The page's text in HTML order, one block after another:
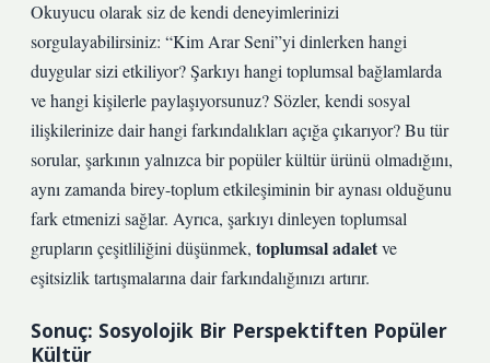
Okuyucu olarak siz de kendi deneyimlerinizi
sorgulayabilirsiniz: “Kim Arar Seni”yi dinlerken hangi
duygular sizi etkiliyor? Şarkıyı hangi toplumsal bağlamlarda
ve hangi kişilerle paylaşıyorsunuz? Sözler, kendi sosyal
ilişkilerinize dair hangi farkındalıkları açığa çıkarıyor? Bu tür
sorular, şarkının yalnızca bir popüler kültür ürünü olmadığını,
aynı zamanda birey-toplum etkileşiminin bir aynası olduğunu
fark etmenizi sağlar. Ayrıca, şarkıyı dinleyen toplumsal
grupların çeşitliliğini düşünmek, toplumsal adaletve
eşitsizliktartışmalarına dair farkındalığınızı artırır.
Sonuç: Sosyolojik Bir Perspektiften Popüler
Kültür